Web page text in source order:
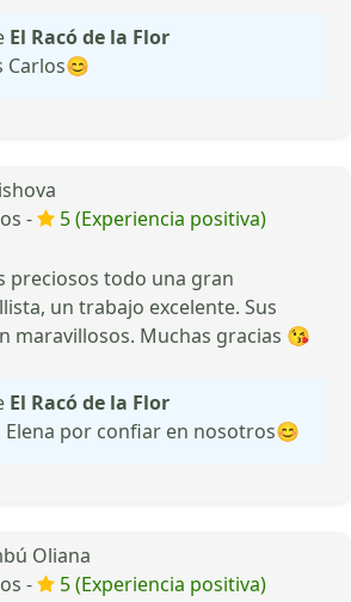
El Racó de la Flor
Carlos😊
-
5 (Experiencia positiva)
preciosos todo una gran
un trabajo excelente. Sus
maravillosos. Muchas gracias 😘
El Racó de la Flor
Elena por confiar en nosotros😊
Oliana
-
5 (Experiencia positiva)